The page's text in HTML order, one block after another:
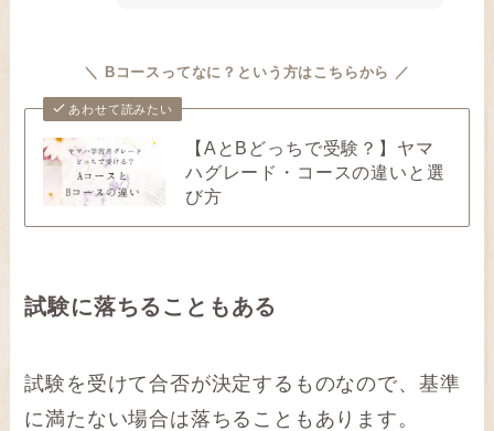
＼ Bコースってなに？という方はこちらから ／
あわせて読みたい
【AとBどっちで受験？】ヤマ
ハグレード・コースの違いと選
び方
試験に落ちることもある
試験を受けて合否が決定するものなので、基準
に満たない場合は落ちることもあります。